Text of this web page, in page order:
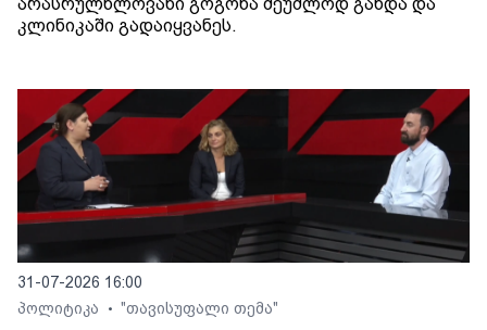
კლინიკაში გადაიყვანეს.
31-07-2026 16:00
პოლიტიკა
• "თავისუფალი თემა"